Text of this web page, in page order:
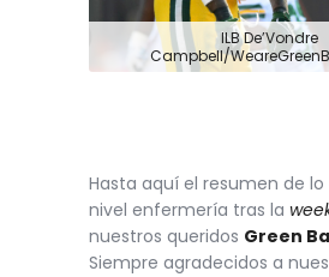
ILB De’Vondre
Campbell/
Hasta aquí el resumen de
nivel enfermería tras la
nuestros queridos Green
Siempre agradecidos a